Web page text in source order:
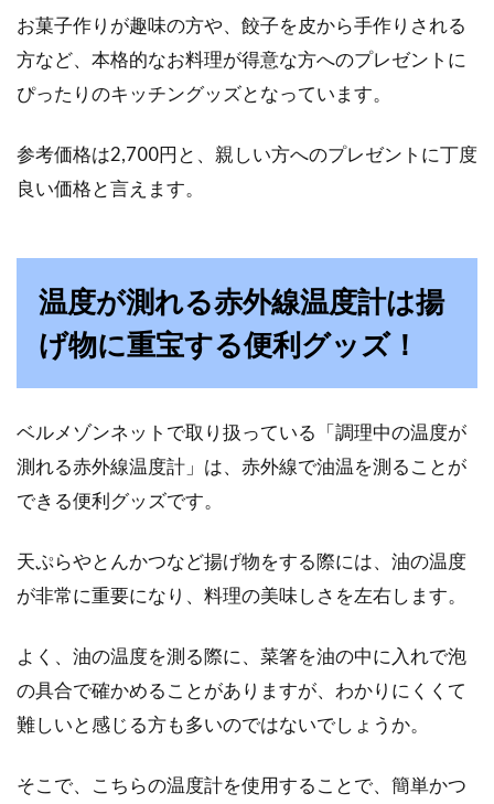
お菓子作りが趣味の方や、餃子を皮から手作りされる
方など、本格的なお料理が得意な方へのプレゼントに
ぴったりのキッチングッズとなっています。
参考価格は2,700円と、親しい方へのプレゼントに丁度
良い価格と言えます。
温度が測れる赤外線温度計は揚
げ物に重宝する便利グッズ！
ベルメゾンネットで取り扱っている「調理中の温度が
測れる赤外線温度計」は、赤外線で油温を測ることが
できる便利グッズです。
天ぷらやとんかつなど揚げ物をする際には、油の温度
が非常に重要になり、料理の美味しさを左右します。
よく、油の温度を測る際に、菜箸を油の中に入れで泡
の具合で確かめることがありますが、わかりにくくて
難しいと感じる方も多いのではないでしょうか。
そこで、こちらの温度計を使用することで、簡単かつ